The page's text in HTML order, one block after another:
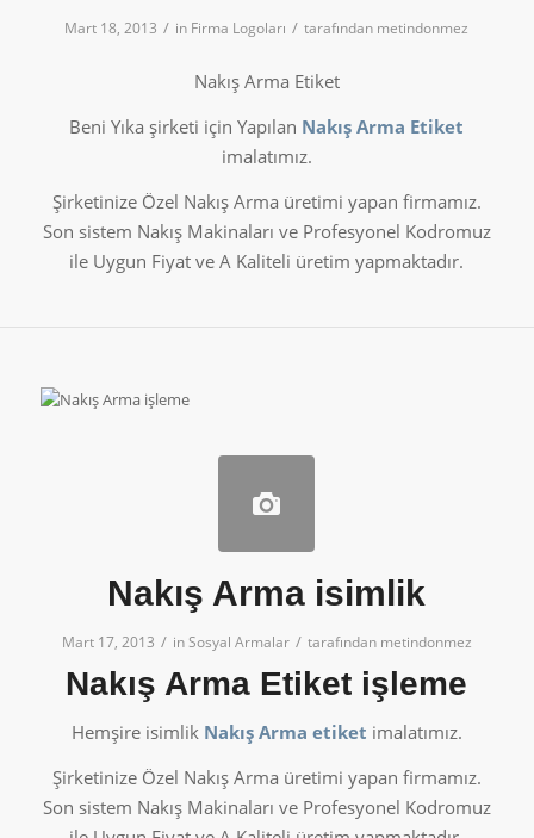
Mart 18, 2013 / in Firma Logoları / tarafından metindonmez
Nakış Arma Etiket
Beni Yıka şirketi için Yapılan Nakış Arma Etiket
imalatımız.
Şirketinize Özel Nakış Arma üretimi yapan firmamız.
Son sistem Nakış Makinaları ve Profesyonel Kodromuz
ile Uygun Fiyat ve A Kaliteli üretim yapmaktadır.
Nakış Arma isimlik
Mart 17, 2013 / inSosyal Armalar / tarafından metindonmez
Nakış Arma Etiket işleme
Hemşire isimlik Nakış Arma etiket imalatımız.
Şirketinize Özel Nakış Arma üretimi yapan firmamız.
Son sistem Nakış Makinaları ve Profesyonel Kodromuz